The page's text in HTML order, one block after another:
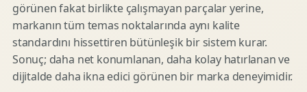
görünen fakat birlikte çalışmayan parçalar yerine,
markanın tüm temas noktalarında aynı kalite
standardını hissettiren bütünleşik bir sistem kurar.
Sonuç; daha net konumlanan, daha kolay hatırlanan ve
dijitalde daha ikna edici görünen bir marka deneyimidir.